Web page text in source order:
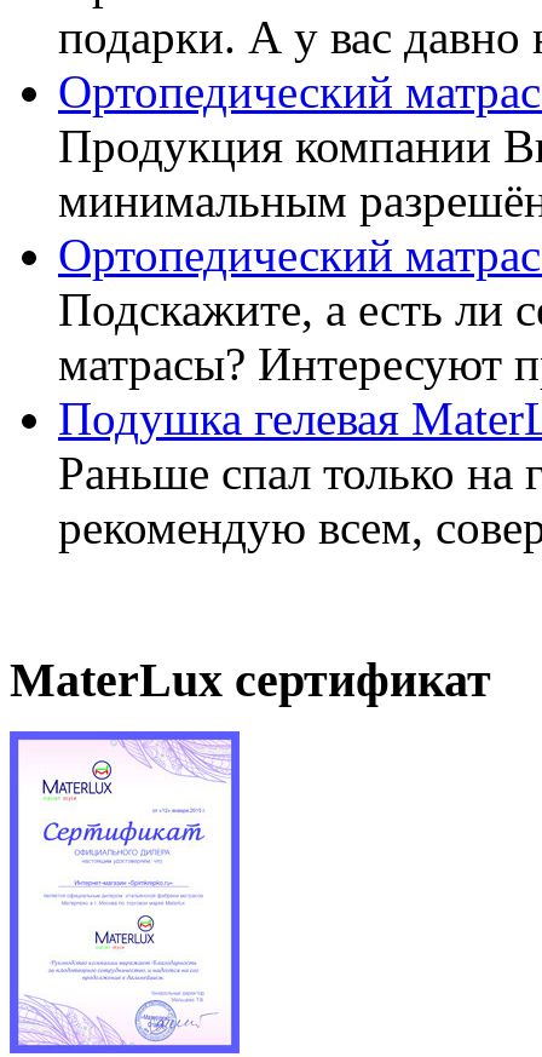
подарки. А у вас
Ортопедический
Продукция компании
минимальным
Ортопедический
Подскажите, а есть ли
матрасы? Интересуют
Подушка гелевая
Раньше спал только на
рекомендую всем,
MaterLux сертификат